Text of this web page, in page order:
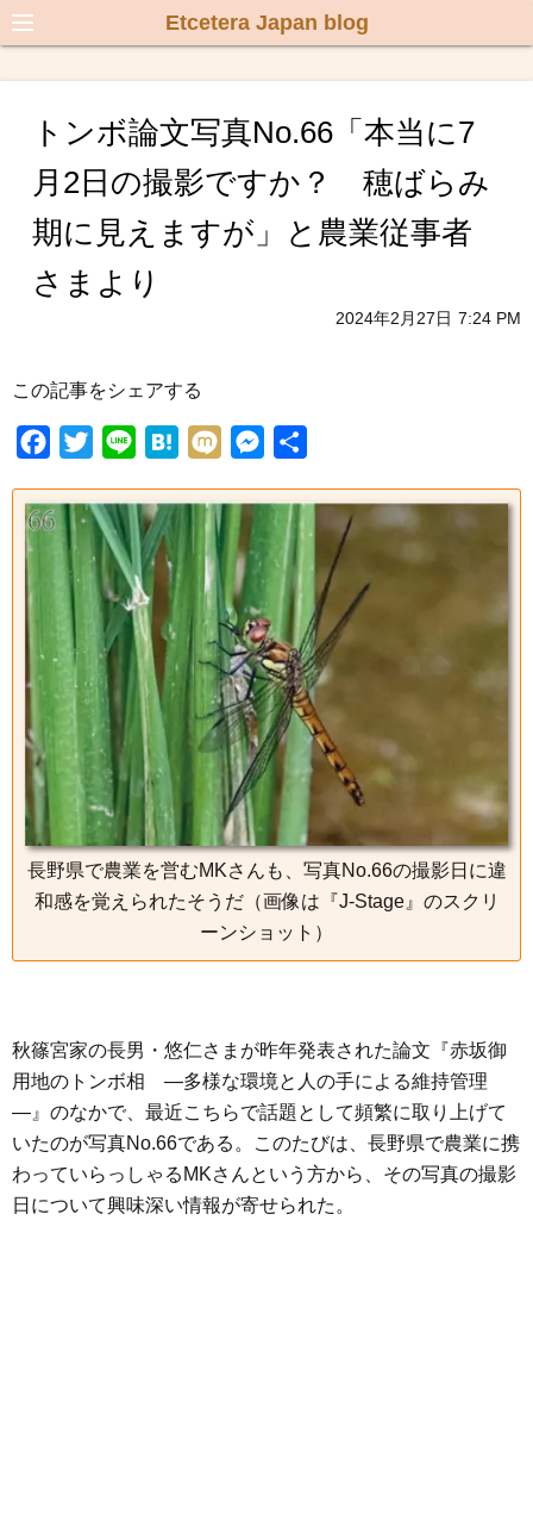
Etcetera Japan blog
トンボ論文写真No.66「本当に7
月2日の撮影ですか？ 穂ばらみ
期に見えますが」と農業従事者
さまより
2024年2月27日 7:24 PM
この記事をシェアする
c
i
e
n
e
H
t
n
M
x
s
n
g
e
r
長野県で農業を営むMKさんも、写真No.66の撮影日に違
和感を覚えられたそうだ（画像は『J-Stage』のスクリ
ーンショット）
秋篠宮家の長男・悠仁さまが昨年発表された論文『赤坂御
用地のトンボ相 ―多様な環境と人の手による維持管理
―』のなかで、最近こちらで話題として頻繁に取り上げて
いたのが写真No.66である。このたびは、長野県で農業に携
わっていらっしゃるMKさんという方から、その写真の撮影
日について興味深い情報が寄せられた。